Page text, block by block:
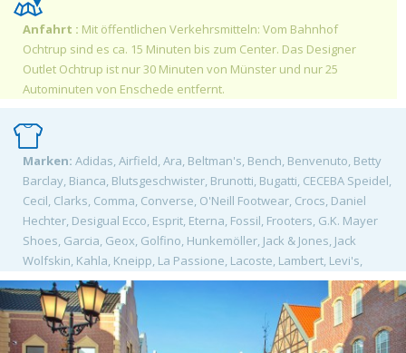
Anfahrt : Mit öffentlichen Verkehrsmitteln: Vom Bahnhof
Ochtrup sind es ca. 15 Minuten bis zum Center. Das Designer
Outlet Ochtrup ist nur 30 Minuten von Münster und nur 25
Autominuten von Enschede entfernt.
Marken: Adidas, Airfield, Ara, Beltman's, Bench, Benvenuto, Betty
Barclay, Bianca, Blutsgeschwister, Brunotti, Bugatti, CECEBA Speidel,
Cecil, Clarks, Comma, Converse, O'Neill Footwear, Crocs, Daniel
Hechter, Desigual Ecco, Esprit, Eterna, Fossil, Frooters, G.K. Mayer
Shoes, Garcia, Geox, Golfino, Hunkemöller, Jack & Jones, Jack
Wolfskin, Kahla, Kneipp, La Passione, Lacoste, Lambert, Levi's,
Dockers, Liebeskind, Lindt, Marc Aurel, Marc O'Polo, Mc Donald's,
Mephisto, Mexx, More & More, Möve, Mustang, Nike, Only, Pick Nick,
Pierre Cardin, Otto Kern, Puma, Quiksilver, Ravensburger, S&D,
Samsonite, Sanetta, Schiesser, Seidensticker, Sigikid, Signum,